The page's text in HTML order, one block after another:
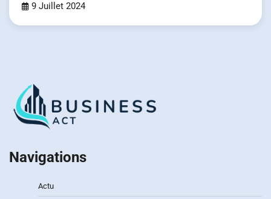
9 Juillet 2024
Navigations
Actu